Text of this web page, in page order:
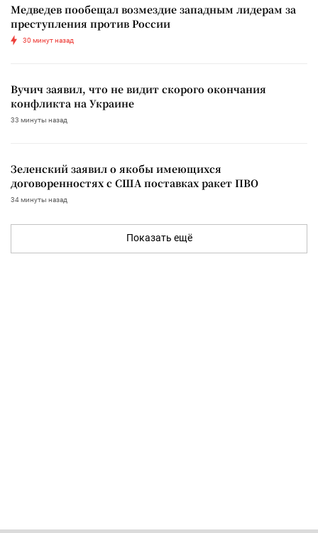
Медведев пообещал возмездие западным лидерам за
преступления против России
30 минут назад
Вучич заявил, что не видит скорого окончания
конфликта на Украине
33 минуты назад
Зеленский заявил о якобы имеющихся
договоренностях с США поставках ракет ПВО
34 минуты назад
Показать ещё